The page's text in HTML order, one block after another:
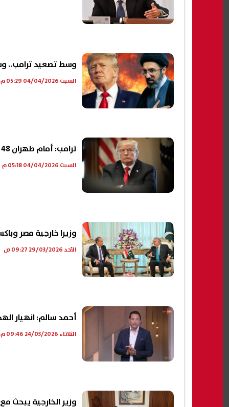
وسط تصعيد ترامب..
السبت 04/04/2026 05:29 م
ترامب: أمام طهران 48 ساعة فقط قبل مواجهة الجحيم العظيم
السبت 04/04/2026 05:18 م
وزيرا خارجية مصر
الأحد 29/03/2026 09:27 ص
أحمد سالم: انهيار
الثلاثاء 24/03/2026 09:46 م
وزير الخارجية يبحث